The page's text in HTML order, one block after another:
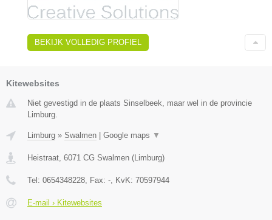
BEKIJK VOLLEDIG PROFIEL
Kitewebsites
Niet gevestigd in de plaats Sinselbeek, maar wel in de provincie
Limburg.
Limburg » Swalmen Google maps ▼
Heistraat, 6071 CG Swalmen (Limburg)
Tel: 0654348228, Fax: -, KvK: 70597944
E-mail › Kitewebsites